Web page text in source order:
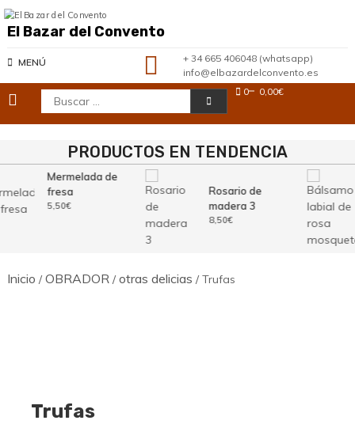
Saltar
al
contenido
El Bazar del Convento
MENÚ
+ 34 665 406048 (whatsapp)
info@elbazardelconvento.es
Buscar: 0 0,00€
PRODUCTOS EN TENDENCIA
Mermelada de
fresa
5,50€
Rosario de
madera 3
8,50€
Inicio /OBRADOR/otras delicias / Trufas
Trufas